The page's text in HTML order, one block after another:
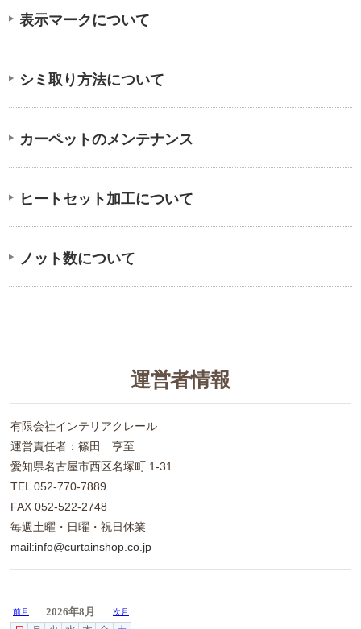
表示マークについて
シミ取り方法について
カーペットのメンテナンス
ヒートセット加工について
ノット数について
運営者情報
有限会社インテリアクレール
運営責任者：篠田 亨至
愛知県名古屋市西区名塚町 1-31
TEL 052-770-7889
FAX 052-522-2748
毎週土曜・日曜・祝日休業
mail:info@curtainshop.co.jp